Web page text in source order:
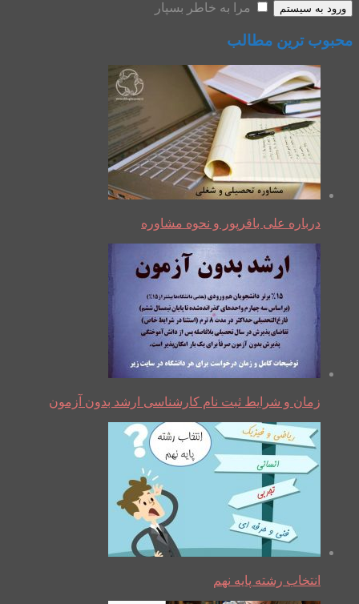
ورود به سیستم مرا به خاطر بسپار
محبوب ترین مطالب
درباره علی باقرپور و نحوه مشاوره
زمان و شرایط ثبت نام کارشناسی ارشد بدون آزمون
انتخاب رشته پایه نهم